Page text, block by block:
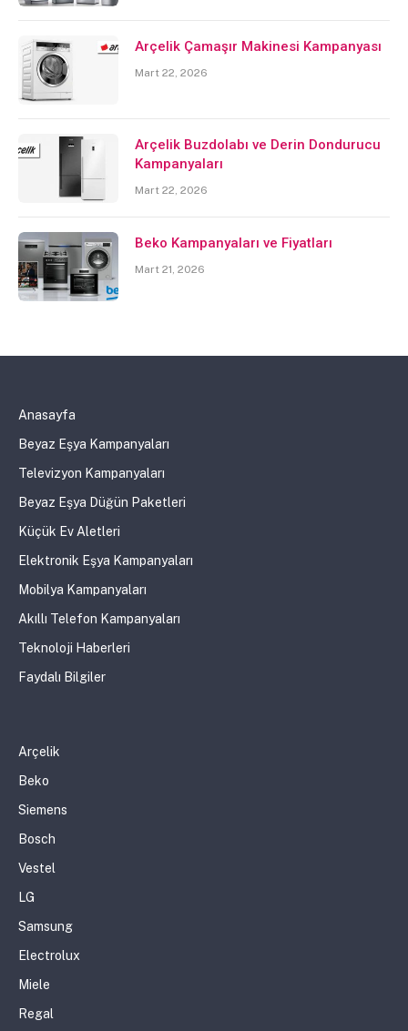
Arçelik Çamaşır Makinesi Kampanyası
Mart 22, 2026
Arçelik Buzdolabı ve Derin Dondurucu
Kampanyaları
Mart 22, 2026
Beko Kampanyaları ve Fiyatları
Mart 21, 2026
Anasayfa
Beyaz Eşya Kampanyaları
Televizyon Kampanyaları
Beyaz Eşya Düğün Paketleri
Küçük Ev Aletleri
Elektronik Eşya Kampanyaları
Mobilya Kampanyaları
Akıllı Telefon Kampanyaları
Teknoloji Haberleri
Faydalı Bilgiler
Arçelik
Beko
Siemens
Bosch
Vestel
LG
Samsung
Electrolux
Miele
Regal